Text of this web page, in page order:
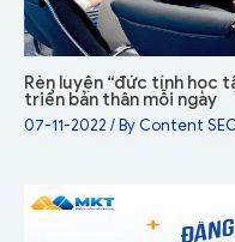
Rèn luyện “đức tính học
triển bản thân mỗi ngày
07-11-2022 / By Content